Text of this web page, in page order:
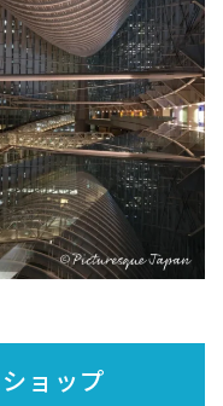
ョップ